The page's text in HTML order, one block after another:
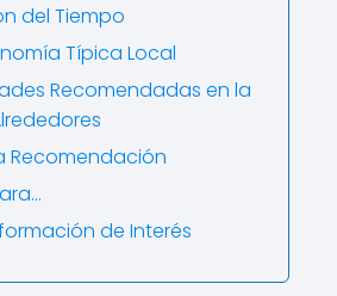
del Tiempo
Típica Local
Recomendadas en la
Recomendación
de Interés